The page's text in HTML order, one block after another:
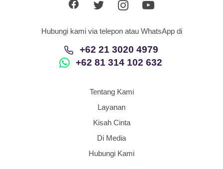
Hubungi kami via telepon atau WhatsApp di
+62 21 3020 4979
+62 81 314 102 632
Tentang Kami
Layanan
Kisah Cinta
Di Media
Hubungi Kami